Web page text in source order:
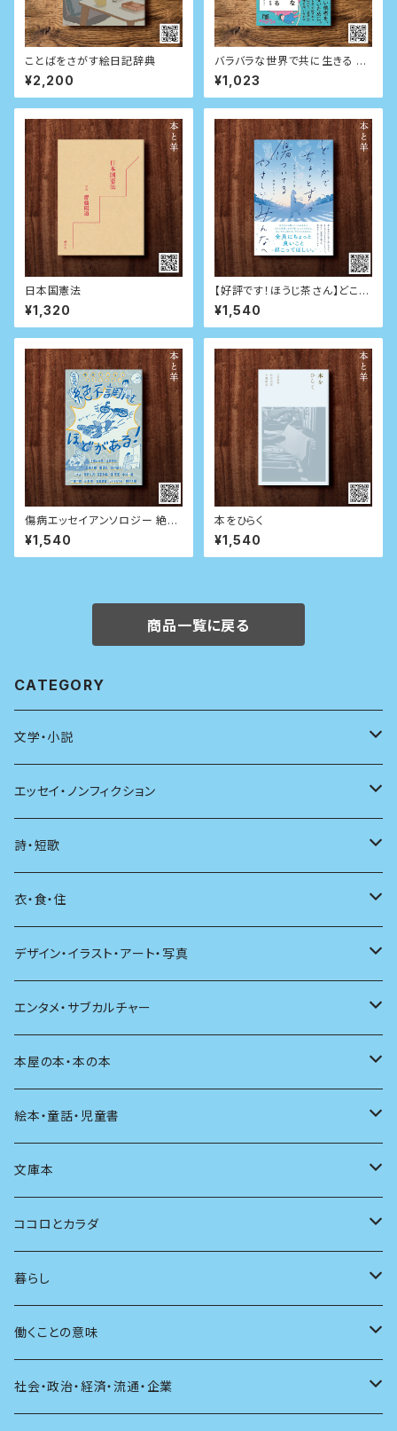
ことばをさがす絵日記辞典
¥2,200
バラバラな世界で共に生きる リ
チャード・ローティの哲学 (NHK
出版新書)
¥1,023
日本国憲法
¥1,320
【好評です！ほうじ茶さん】どこか
でちょっとずつ傷ついてるやさし
いみんなへ
¥1,540
傷病エッセイアンソロジー 絶不
調にもほどがある！
¥1,540
本をひらく
¥1,540
商品一覧に戻る
CATEGORY
文学・小説
日本
海外
日本語
文学理論
評論
文章術
エッセイ・ノンフィクション
エッセイ
日記
ノンフィクション
その他
評論
言葉
言語
批評
アンソロジー
自伝・伝記
詩・短歌
詩
短歌
その他
衣・食・住
着る
食べる
料理
発酵・麹
住う
その他
デザイン・イラスト・アート・写真
デザイン
イラスト
アート
写真
その他
インテリア
ファッション
建築
エンタメ・サブカルチャー
映画
音楽
マンガ
テレビ
ラジオ
マガジン
その他
本屋の本・本の本
本屋さんの本
本の本
読書
絵本・童話・児童書
小さいお子さん向け
自分で読めるようになったら
大人も楽しい絵本
海外絵本
童話
文庫本
男性作家
女性作家
その他
ココロとカラダ
フェミニズム
カウンセリング
人間関係
暮らし
料理
育児
働くことの意味
仕事のヒント
社会・政治・経済・流通・企業